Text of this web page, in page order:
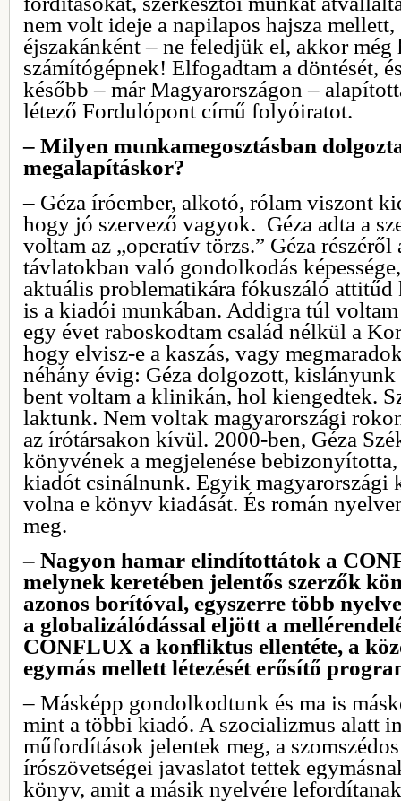
nem volt ideje a napilapos hajsza
éjszakánként – ne feledjük el, akkor még
számítógépnek! Elfogadtam a döntését,
később – már Magyarországon –
létező Fordulópont című folyóiratot.
– Milyen munkamegosztásban
megalapításkor?
– Géza íróember, alkotó, rólam viszont
hogy jó szervező vagyok. Géza adta a
voltam az „operatív törzs.” Géza
távlatokban való gondolkodás
aktuális problematikára fókuszáló
is a kiadói munkában. Addigra túl voltam
egy évet raboskodtam család nélkül a
hogy elvisz-e a kaszás, vagy
néhány évig: Géza dolgozott,
bent voltam a klinikán, hol kiengedtek.
laktunk. Nem voltak magyarországi
az írótársakon kívül. 2000-ben, Géza
könyvének a megjelenése
kiadót csinálnunk. Egyik magyarországi
volna e könyv kiadását. És román
meg.
– Nagyon hamar elindítottátok a
melynek keretében jelentős szerzők
azonos borítóval, egyszerre több
a globalizálódással eljött a
CONFLUX a konfliktus ellentéte, a
egymás mellett létezését erősítő
– Másképp gondolkodtunk és ma is
mint a többi kiadó. A szocializmus alatt
műfordítások jelentek meg, a
írószövetségei javaslatot tettek
könyv, amit a másik nyelvére